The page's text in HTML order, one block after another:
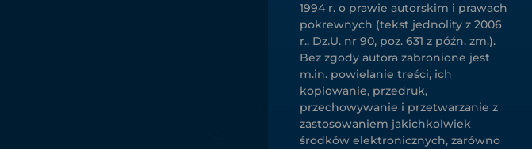
1994 r. o prawie autorskim i prawach
pokrewnych (tekst jednolity z 2006
r., Dz.U. nr 90, poz. 631 z późn. zm.).
Bez zgody autora zabronione jest
m.in. powielanie treści, ich
kopiowanie, przedruk,
przechowywanie i przetwarzanie z
zastosowaniem jakichkolwiek
środków elektronicznych, zarówno